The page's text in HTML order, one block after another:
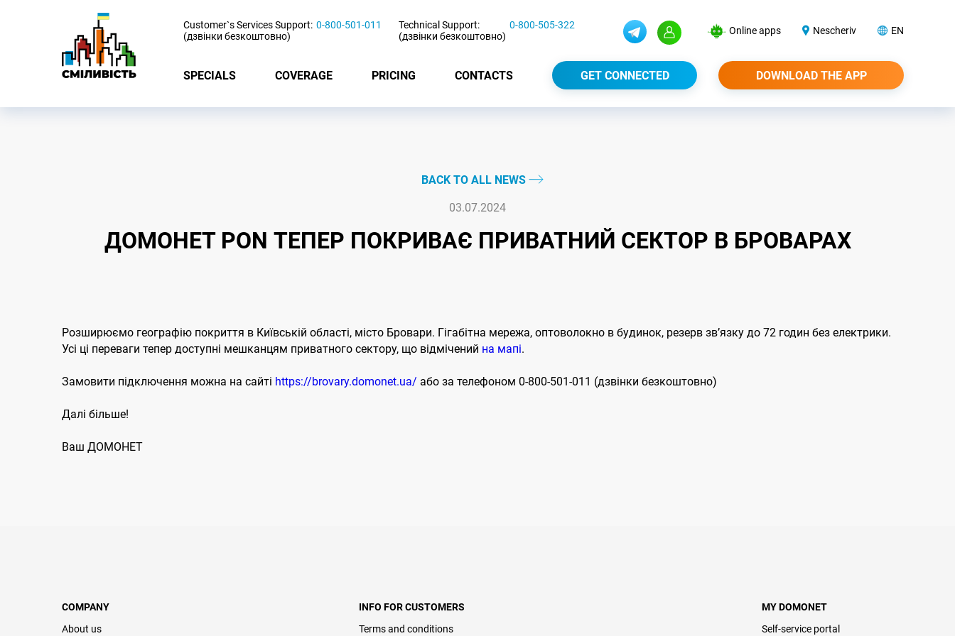
Customer`s Services Support:
(дзвінки безкоштовно)
0-800-501-011
Technical Support:
(дзвінки безкоштовно)
0-800-505-322 Online apps Nescheriv EN
SPECIALS COVERAGE PRICING CONTACTS GET CONNECTED DOWNLOAD THE APP
BACK TO ALL NEWS
03.07.2024
ДОМОНЕТ PON ТЕПЕР ПОКРИВАЄ ПРИВАТНИЙ СЕКТОР В БРОВАРАХ
Розширюємо географію покриття в Київській області, місто Бровари. Гігабітна мережа, оптоволокно в будинок, резерв звʼязку до 72 годин без електрики.
Усі ці переваги тепер доступні мешканцям приватного сектору, що відмічений на мапі.
Замовити підключення можна на сайті https://brovary.domonet.ua/ або за телефоном 0-800-501-011 (дзвінки безкоштовно)
Далі більше!
Ваш ДОМОНЕТ
COMPANY
About us
INFO FOR CUSTOMERS
Terms and conditions
MY DOMONET
Self-service portal